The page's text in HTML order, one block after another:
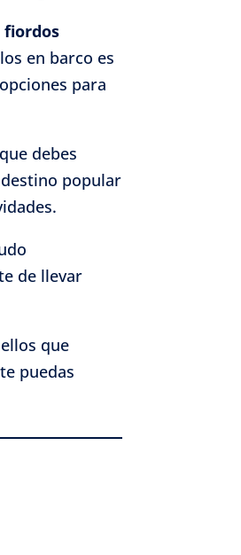
fiordos
en barco es
para
debes
popular
de llevar
que
puedas